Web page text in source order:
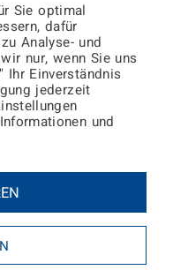
Medien:
GmbH & Co. KG
Sie optimal
dafür
Analyse- und
nur, wenn Sie uns
Ihr Einverständnis
jederzeit
und